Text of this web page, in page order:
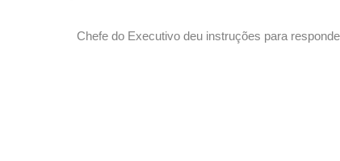
Chefe do Executivo deu instruções para